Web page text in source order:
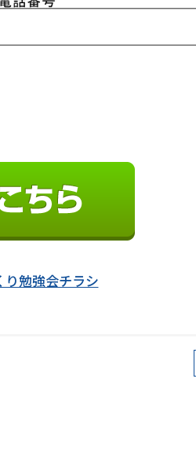
勉強会チラシ